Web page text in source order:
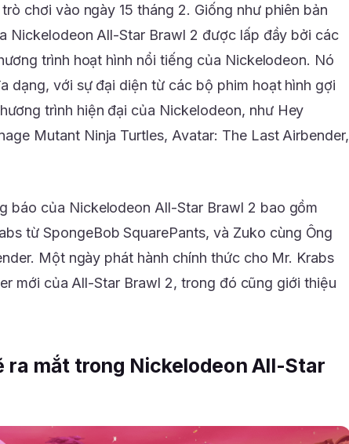
chơi vào ngày 15 tháng 2. Giống như phiên bản
Nickelodeon All-Star Brawl 2 được lấp đầy bởi các
trình hoạt hình nổi tiếng của Nickelodeon. Nó
dạng, với sự đại diện từ các bộ phim hoạt hình gợi
trình hiện đại của Nickelodeon, như Hey
Mutant Ninja Turtles, Avatar: The Last Airbender,
báo của Nickelodeon All-Star Brawl 2 bao gồm
từ SpongeBob SquarePants, và Zuko cùng Ông
Một ngày phát hành chính thức cho Mr. Krabs
mới của All-Star Brawl 2, trong đó cũng giới thiệu
ra mắt trong Nickelodeon All-Star